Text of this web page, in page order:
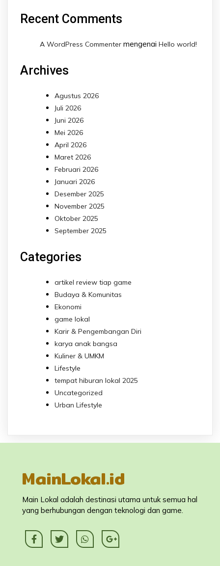
Recent Comments
A WordPress Commenter mengenai Hello world!
Archives
Agustus 2026
Juli 2026
Juni 2026
Mei 2026
April 2026
Maret 2026
Februari 2026
Januari 2026
Desember 2025
November 2025
Oktober 2025
September 2025
Categories
artikel review tiap game
Budaya & Komunitas
Ekonomi
game lokal
Karir & Pengembangan Diri
karya anak bangsa
Kuliner & UMKM
Lifestyle
tempat hiburan lokal 2025
Uncategorized
Urban Lifestyle
MainLokal.id
Main Lokal adalah destinasi utama untuk semua hal
yang berhubungan dengan teknologi dan game.